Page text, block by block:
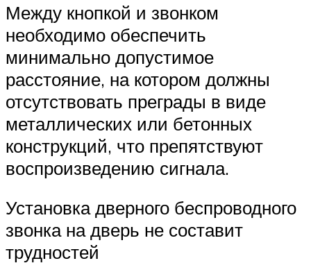
Между кнопкой и звонком
необходимо обеспечить
минимально допустимое
расстояние, на котором должны
отсутствовать преграды в виде
металлических или бетонных
конструкций, что препятствуют
воспроизведению сигнала.
Установка дверного беспроводного
звонка на дверь не составит
трудностей